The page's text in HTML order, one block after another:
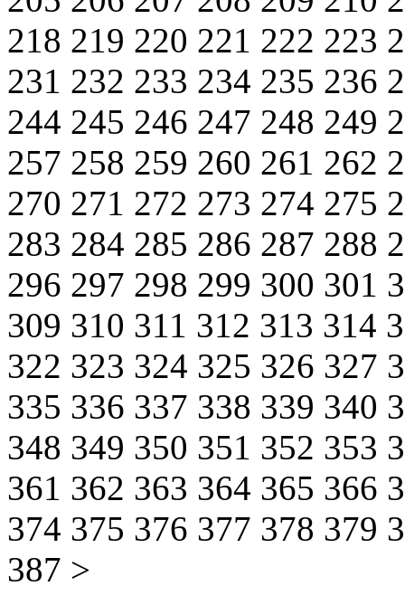
218 219 220 221 222 223
231 232 233 234 235 236
244 245 246 247 248 249
257 258 259 260 261 262
270 271 272 273 274 275
283 284 285 286 287 288
296 297 298 299 300 301
309 310 311 312 313 314
322 323 324 325 326 327
335 336 337 338 339 340
348 349 350 351 352 353
361 362 363 364 365 366
374 375 376 377 378 379
387 >